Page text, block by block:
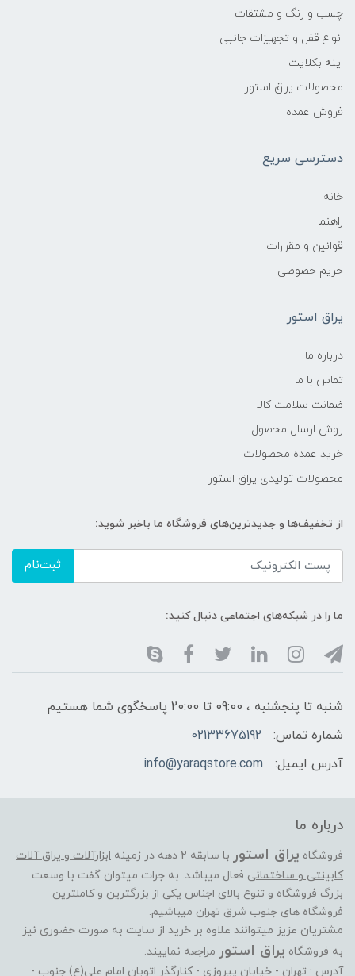
چسب و رنگ و مشتقات
انواع قفل و تجهیزات جانبی
اینه بکلایت
محصولات یراق استور
فروش عمده
دسترسی سریع
خانه
راهنما
قوانین و مقررات
حریم خصوصی
یراق استور
درباره ما
تماس با ما
ضمانت سلامت کالا
روش ارسال محصول
خرید عمده محصولات
محصولات تولیدی یراق استور
از تخفیف‌ها و جدیدترین‌های فروشگاه ما باخبر شوید:
ثبت‌نام
ما را در شبکه‌های اجتماعی دنبال کنید:
شنبه تا پنجشنبه ، 09:00 تا 20:00 پاسخگوی شما هستیم
شماره تماس:
02133675192
آدرس ایمیل:
info@yaraqstore.com
درباره ما
فروشگاه یراق استور با سابقه 2 دهه در زمینه
ابزارآلات و یراق آلات
کابینتی و ساختمانی فعال میباشد. به جرات میتوان گفت با وسعت
بزرگ فروشگاه و تنوع بالای اجناس یکی از بزرگترین و کاملترین
فروشگاه های جنوب شرق تهران میباشیم.
مشتریان عزیز میتوانند علاوه بر خرید از سایت به صورت حضوری نیز
به فروشگاه یراق استور مراجعه نماییند.
آدرس : تهران - خیابان پیروزی - کنارگذر اتوبان امام علی(ع) جنوب -